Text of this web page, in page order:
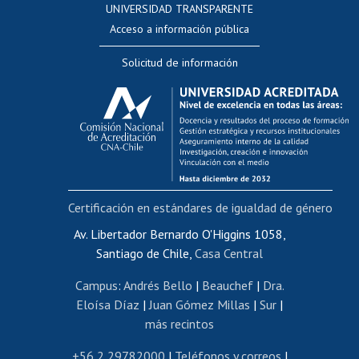
Evaluación docente
Calificación académica
Postulación al AUCAI
Funcionarias/os
Cursos internos de capacitación
Bienestar del personal
Portal de movilidad interna
Certificado de renta
Certificado de renta honorarios
Editar páginas blancas
Extranjeras/os
Revalidación y reconocimiento de títulos
UNIVERSIDAD TRANSPARENTE
Acceso a información pública
Solicitud de información
Av. Libertador Bernardo O'Higgins 1058,
Santiago de Chile, Casa Central
Campus: Andrés Bello | Beauchef| Dra.
Eloísa Díaz |Juan Gómez Millas | Sur |
más recintos
Certificación en estándares de igualdad de género